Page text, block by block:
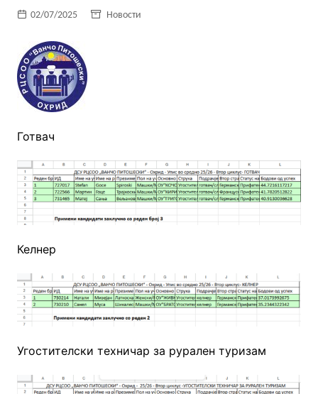
02/07/2025 Новости
Готвач
Келнер
Угостителски техничар за рурален туризам